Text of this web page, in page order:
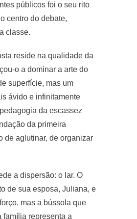
públicos foi o seu rito
centro do debate,
classe.
reside na qualidade da
o a dominar a arte do
superfície, mas um
ávido e infinitamente
da escassez
da primeira
de aglutinar, de organizar
a dispersão: o lar. O
de sua esposa, Juliana, e
mas a bússola que
representa a